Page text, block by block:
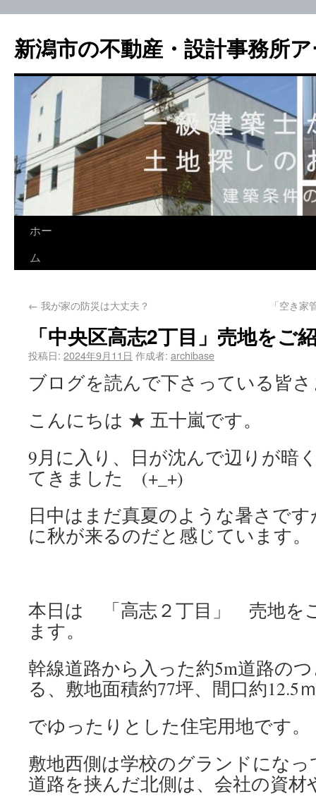
新潟市の不動産・設計事務所
ホー
ム
← 我が家の防災は大丈夫？ 「空き
「中央区高志2丁目」売地をご
投稿日: 2024年9月11日 作成者: archibase
ブログを読んで下さっている皆
こんにちは ★ 五十嵐です。
9月に入り、日が沈んで辺りが暗
てきました (+_+)
日中はまだ真夏のような暑さで
に秋が来るのだと感じています。
本日は 「高志２丁目」 売地を
ます。
幹線道路から入った約5m道路の
る、敷地面積約77坪、間口約12.5
でゆったりとした住宅用地です。
敷地西側は学校のグランドにな
道路を挟んだ北側は、会社の資材